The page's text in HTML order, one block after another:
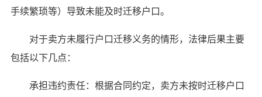
手续繁琐等）导致未能及时迁移户口。
对于卖方未履行户口迁移义务的情形，法律后果主要
包括以下几点：
承担违约责任：根据合同约定，卖方未按时迁移户口